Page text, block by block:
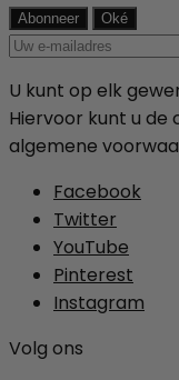
U kunt op elk
Hiervoor kunt u
algemene
Facebook
Twitter
YouTube
Pinterest
Instagram
Volg ons